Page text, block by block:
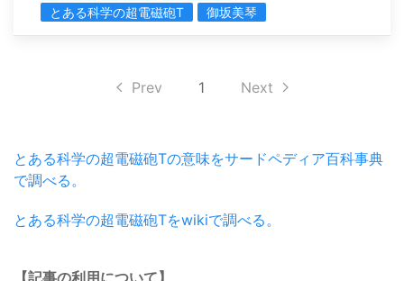
とある科学の超電磁砲T
御坂美琴
Prev 1 Next
とある科学の超電磁砲Tの意味をサードペディア百科事典
で調べる。
とある科学の超電磁砲Tをwikiで調べる。
【記事の利用について】